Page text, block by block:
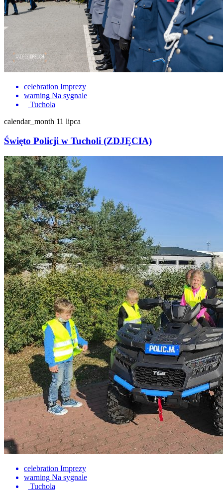
celebration Imprezy
warning Na sygnale
Tuchola
calendar_month 11 lipca
Święto Policji w Tucholi (ZDJĘCIA)
celebration Imprezy
warning Na sygnale
Tuchola